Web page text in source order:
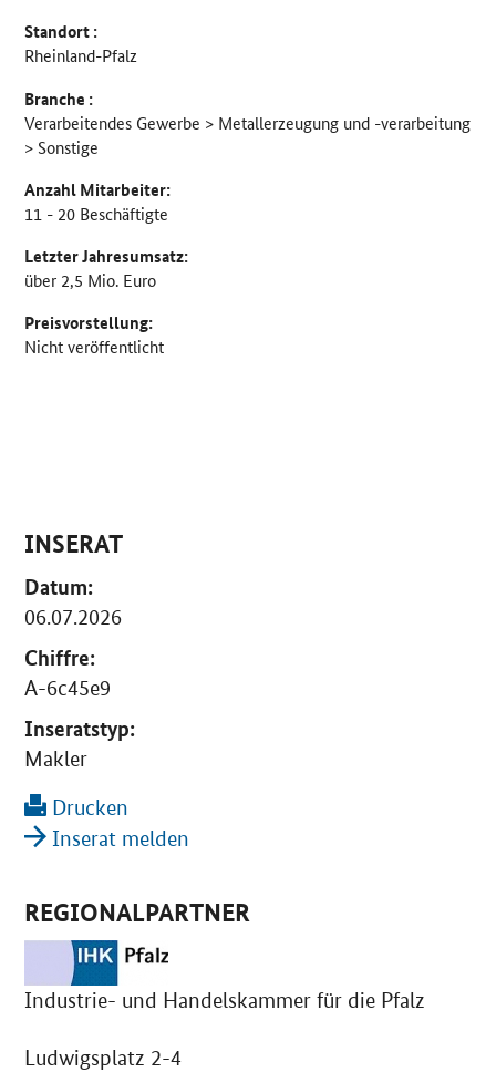
Standort :
Rheinland-Pfalz
Branche :
Verarbeitendes Gewerbe > Metallerzeugung und -verarbeitung
> Sonstige
Anzahl Mitarbeiter:
11 - 20 Beschäftigte
Letzter Jahresumsatz:
über 2,5 Mio. Euro
Preisvorstellung:
Nicht veröffentlicht
INSERAT
Datum:
06.07.2026
Chiffre:
A-6c45e9
Inseratstyp:
Makler
Drucken
Inserat melden
REGIONALPARTNER
Industrie- und Handelskammer für die Pfalz
Ludwigsplatz 2-4